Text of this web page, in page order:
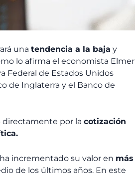
una tendencia a la baja y
lo afirma el economista Elmer
Federal de Estados Unidos
de Inglaterra y el Banco de
directamente por la cotización
incrementado su valor en más
de los últimos años. En este